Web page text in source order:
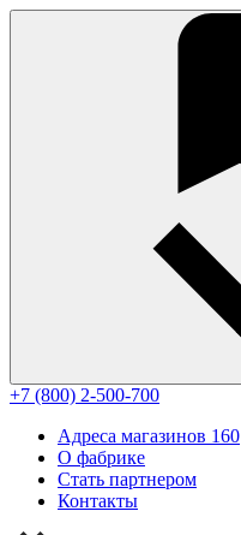
+7 (800) 2-500-700
Адреса магазинов 160
О фабрике
Стать партнером
Контакты